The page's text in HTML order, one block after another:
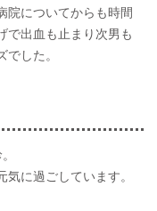
院についてからも時間
で出血も止まり次男も
した。
に過ごしています。